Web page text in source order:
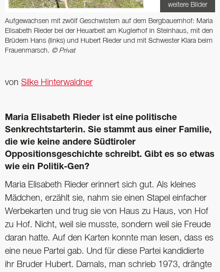
weitere Bilder
Aufgewachsen mit zwölf Geschwistern auf dem Bergbauernhof: Maria
Elisabeth Rieder bei der Heuarbeit am Kuglerhof in Steinhaus, mit den
Brüdern Hans (links) und Hubert Rieder und mit Schwester Klara beim
Frauenmarsch. © Privat
von Silke Hinterwaldner
Maria Elisabeth Rieder ist eine politische
Senkrechtstarterin. Sie stammt aus einer Familie,
die wie keine andere Südtiroler
Oppositionsgeschichte schreibt. Gibt es so etwas
wie ein Politik-Gen?
Maria Elisabeth Rieder erinnert sich gut. Als kleines
Mädchen, erzählt sie, nahm sie einen Stapel einfacher
Werbekarten und trug sie von Haus zu Haus, von Hof
zu Hof. Nicht, weil sie musste, sondern weil sie Freude
daran hatte. Auf den Karten konnte man lesen, dass es
eine neue Partei gab. Und für diese Partei kandidierte
ihr Bruder Hubert. Damals, man schrieb 1973, drängte